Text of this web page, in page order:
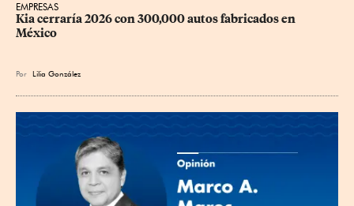
EMPRESAS
Kia cerraría 2026 con 300,000 autos fabricados en
México
Por Lilia González